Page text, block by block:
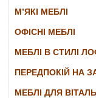
М’ЯКІ МЕБЛІ
ОФІСНІ МЕБЛІ
МЕБЛІ В СТИЛІ
ПЕРЕДПОКІЙ НА
МЕБЛІ ДЛЯ